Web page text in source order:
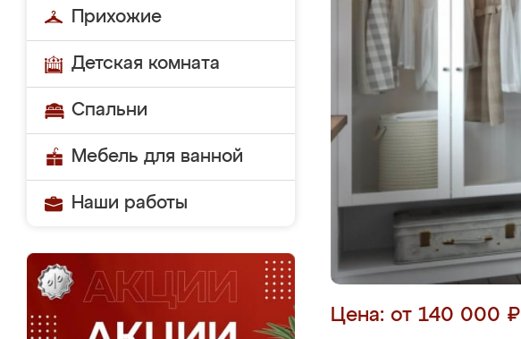
Прихожие
Детская комната
Спальни
Мебель для ванной
Наши работы
Цена: от 140 000 ₽